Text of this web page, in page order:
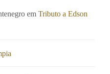
emTributo a Edson